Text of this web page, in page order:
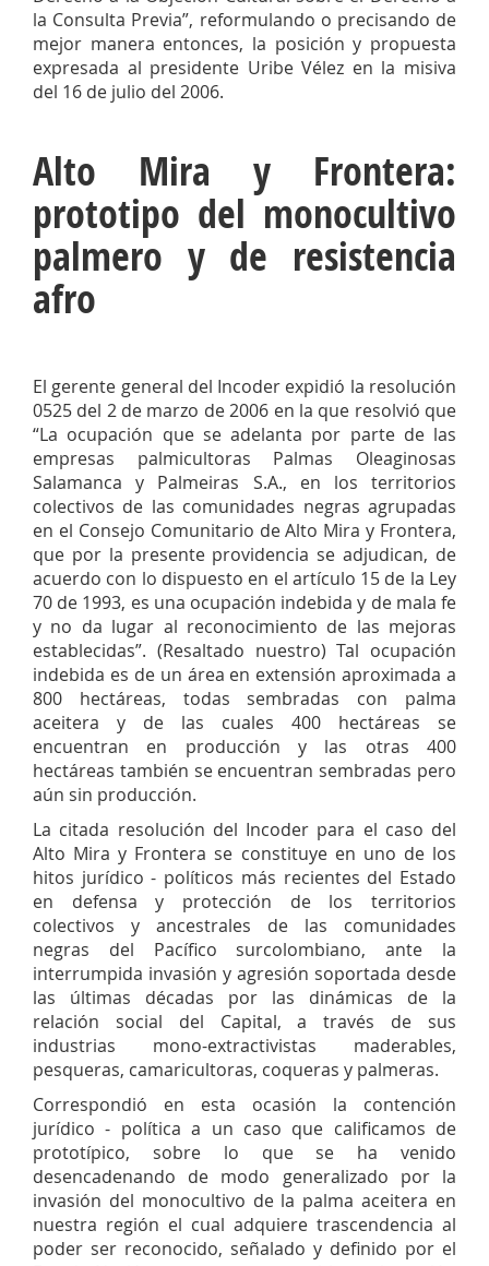
la Consulta Previa”, reformulando o precisando de
mejor manera entonces, la posición y propuesta
expresada al presidente Uribe Vélez en la misiva
del 16 de julio del 2006.
Alto Mira y Frontera:
prototipo del monocultivo
palmero y de resistencia
afro
El gerente general del Incoder expidió la resolución
0525 del 2 de marzo de 2006 en la que resolvió que
“La ocupación que se adelanta por parte de las
empresas palmicultoras Palmas Oleaginosas
Salamanca y Palmeiras S.A., en los territorios
colectivos de las comunidades negras agrupadas
en el Consejo Comunitario de Alto Mira y Frontera,
que por la presente providencia se adjudican, de
acuerdo con lo dispuesto en el artículo 15 de la Ley
70 de 1993, es una ocupación indebida y de mala fe
y no da lugar al reconocimiento de las mejoras
establecidas”. (Resaltado nuestro) Tal ocupación
indebida es de un área en extensión aproximada a
800 hectáreas, todas sembradas con palma
aceitera y de las cuales 400 hectáreas se
encuentran en producción y las otras 400
hectáreas también se encuentran sembradas pero
aún sin producción.
La citada resolución del Incoder para el caso del
Alto Mira y Frontera se constituye en uno de los
hitos jurídico - políticos más recientes del Estado
en defensa y protección de los territorios
colectivos y ancestrales de las comunidades
negras del Pacífico surcolombiano, ante la
interrumpida invasión y agresión soportada desde
las últimas décadas por las dinámicas de la
relación social del Capital, a través de sus
industrias mono-extractivistas maderables,
pesqueras, camaricultoras, coqueras y palmeras.
Correspondió en esta ocasión la contención
jurídico - política a un caso que calificamos de
prototípico, sobre lo que se ha venido
desencadenando de modo generalizado por la
invasión del monocultivo de la palma aceitera en
nuestra región el cual adquiere trascendencia al
poder ser reconocido, señalado y definido por el